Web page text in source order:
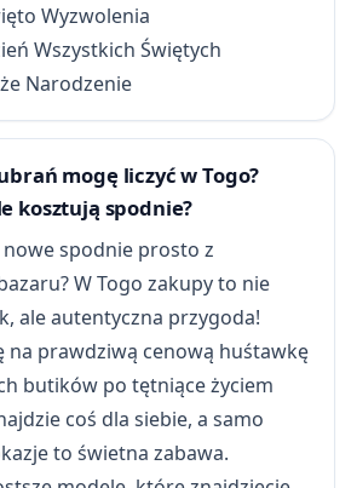
Wyzwolenia
Wszystkich Świętych
Narodzenie
mogę liczyć w Togo?
kosztują spodnie?
spodnie prosto z
W Togo zakupy to nie
ale autentyczna przygoda!
na prawdziwą cenową huśtawkę
butików po tętniące życiem
coś dla siebie, a samo
to świetna zabawa.